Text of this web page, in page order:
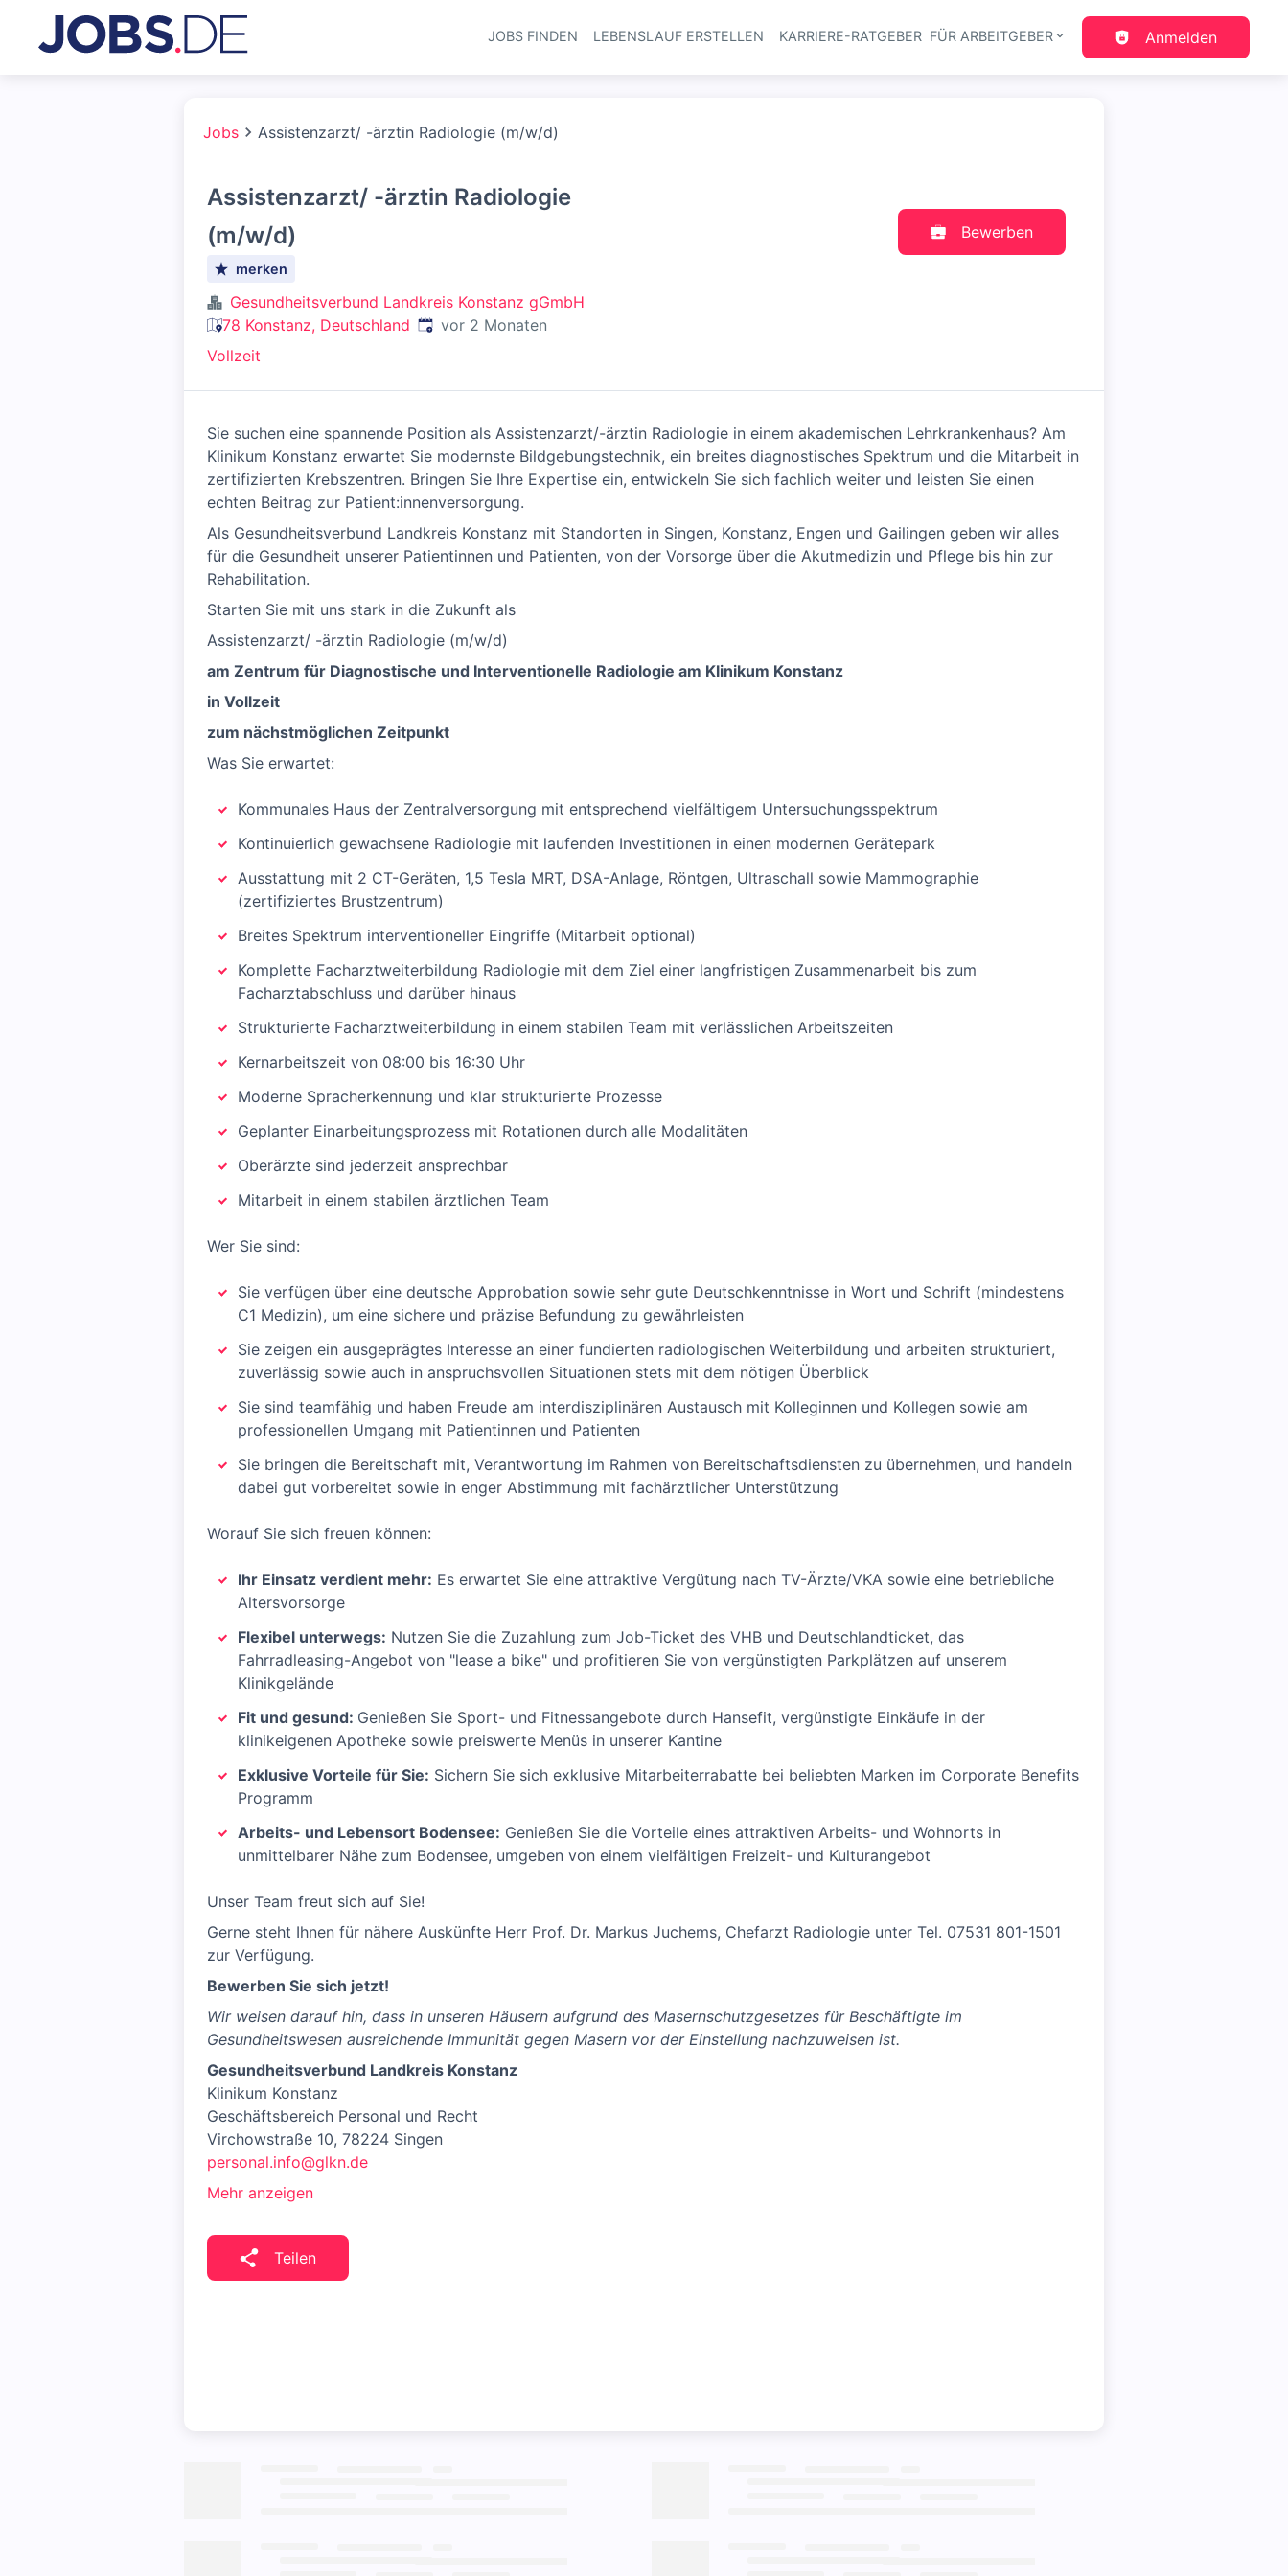
Haupt-Navigation
JOBS FINDEN LEBENSLAUF ERSTELLEN KARRIERE-RATGEBER FÜR ARBEITGEBER Anmelden
Jobs Assistenzarzt/ -ärztin Radiologie (m/w/d)
Assistenzarzt/ -ärztin Radiologie
(m/w/d)
merken
Gesundheitsverbund Landkreis Konstanz gGmbH
78 Konstanz, Deutschland Veröffentlicht:
vor 2 Monaten
Vollzeit
Bewerben
Sie suchen eine spannende Position als Assistenzarzt/-ärztin Radiologie in einem akademischen Lehrkrankenhaus? Am
Klinikum Konstanz erwartet Sie modernste Bildgebungstechnik, ein breites diagnostisches Spektrum und die Mitarbeit in
zertifizierten Krebszentren. Bringen Sie Ihre Expertise ein, entwickeln Sie sich fachlich weiter und leisten Sie einen
echten Beitrag zur Patient:innenversorgung.
Als Gesundheitsverbund Landkreis Konstanz mit Standorten in Singen, Konstanz, Engen und Gailingen geben wir alles
für die Gesundheit unserer Patientinnen und Patienten, von der Vorsorge über die Akutmedizin und Pflege bis hin zur
Rehabilitation.
Starten Sie mit uns stark in die Zukunft als
Assistenzarzt/ -ärztin Radiologie (m/w/d)
am Zentrum für Diagnostische und Interventionelle Radiologie am Klinikum Konstanz
in Vollzeit
zum nächstmöglichen Zeitpunkt
Was Sie erwartet:
Kommunales Haus der Zentralversorgung mit entsprechend vielfältigem Untersuchungsspektrum
Kontinuierlich gewachsene Radiologie mit laufenden Investitionen in einen modernen Gerätepark
Ausstattung mit 2 CT-Geräten, 1,5 Tesla MRT, DSA-Anlage, Röntgen, Ultraschall sowie Mammographie
(zertifiziertes Brustzentrum)
Breites Spektrum interventioneller Eingriffe (Mitarbeit optional)
Komplette Facharztweiterbildung Radiologie mit dem Ziel einer langfristigen Zusammenarbeit bis zum
Facharztabschluss und darüber hinaus
Strukturierte Facharztweiterbildung in einem stabilen Team mit verlässlichen Arbeitszeiten
Kernarbeitszeit von 08:00 bis 16:30 Uhr
Moderne Spracherkennung und klar strukturierte Prozesse
Geplanter Einarbeitungsprozess mit Rotationen durch alle Modalitäten
Oberärzte sind jederzeit ansprechbar
Mitarbeit in einem stabilen ärztlichen Team
Wer Sie sind:
Sie verfügen über eine deutsche Approbation sowie sehr gute Deutschkenntnisse in Wort und Schrift (mindestens
C1 Medizin), um eine sichere und präzise Befundung zu gewährleisten
Sie zeigen ein ausgeprägtes Interesse an einer fundierten radiologischen Weiterbildung und arbeiten strukturiert,
zuverlässig sowie auch in anspruchsvollen Situationen stets mit dem nötigen Überblick
Sie sind teamfähig und haben Freude am interdisziplinären Austausch mit Kolleginnen und Kollegen sowie am
professionellen Umgang mit Patientinnen und Patienten
Sie bringen die Bereitschaft mit, Verantwortung im Rahmen von Bereitschaftsdiensten zu übernehmen, und handeln
dabei gut vorbereitet sowie in enger Abstimmung mit fachärztlicher Unterstützung
Worauf Sie sich freuen können:
Ihr Einsatz verdient mehr: Es erwartet Sie eine attraktive Vergütung nach TV-Ärzte/VKA sowie eine betriebliche
Altersvorsorge
Flexibel unterwegs: Nutzen Sie die Zuzahlung zum Job-Ticket des VHB und Deutschlandticket, das
Fahrradleasing-Angebot von "lease a bike" und profitieren Sie von vergünstigten Parkplätzen auf unserem
Klinikgelände
Fit und gesund: Genießen Sie Sport- und Fitnessangebote durch Hansefit, vergünstigte Einkäufe in der
klinikeigenen Apotheke sowie preiswerte Menüs in unserer Kantine
Exklusive Vorteile für Sie: Sichern Sie sich exklusive Mitarbeiterrabatte bei beliebten Marken im Corporate Benefits
Programm
Arbeits- und Lebensort Bodensee: Genießen Sie die Vorteile eines attraktiven Arbeits- und Wohnorts in
unmittelbarer Nähe zum Bodensee, umgeben von einem vielfältigen Freizeit- und Kulturangebot
Unser Team freut sich auf Sie!
Gerne steht Ihnen für nähere Auskünfte Herr Prof. Dr. Markus Juchems, Chefarzt Radiologie unter Tel. 07531 801-1501
zur Verfügung.
Bewerben Sie sich jetzt!
Wir weisen darauf hin, dass in unseren Häusern aufgrund des Masernschutzgesetzes für Beschäftigte im
Gesundheitswesen ausreichende Immunität gegen Masern vor der Einstellung nachzuweisen ist.
Gesundheitsverbund Landkreis Konstanz
Klinikum Konstanz
Geschäftsbereich Personal und Recht
Virchowstraße 10, 78224 Singen
personal.info@glkn.de
Mehr anzeigen
Teilen